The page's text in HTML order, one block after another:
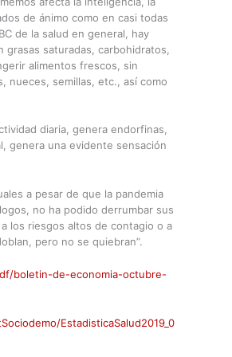
de ánimo como en casi todas
de la salud en general, hay
saturadas, carbohidratos,
alimentos frescos, sin
nueces, semillas, etc., así como
diaria, genera endorfinas,
genera una evidente sensación
a pesar de que la pandemia
no ha podido derrumbar sus
los riesgos altos de contagio o a
pero no se quiebran”.
boletin-de-economia-octubre-
EstadisticaSalud2019_0